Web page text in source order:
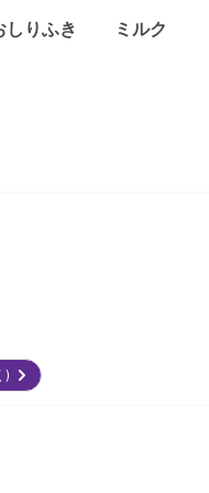
しりふき ミルク
)